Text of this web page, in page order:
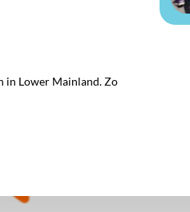
in Lower Mainland. Zo